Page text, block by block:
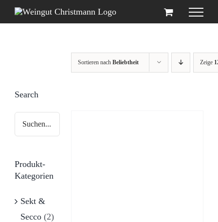
Zum
Inhalt
Sortieren nachBeliebtheit Zeige
Search
Produkt-
Kategorien
Sekt &
Secco (2)